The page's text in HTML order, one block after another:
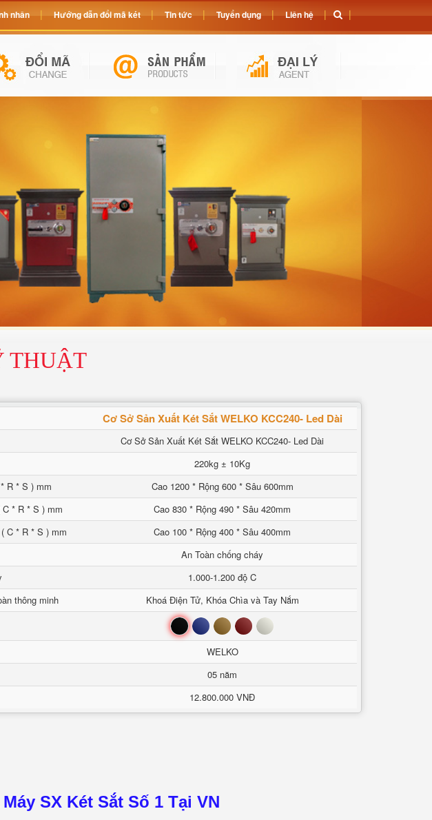
THUẬT
Cơ Sở Sản Xuất Két Sắt WELKO KCC240- Led Dài
Cơ Sở Sản Xuất Két Sắt WELKO KCC240- Led Dài
220kg ± 10Kg
R * S ) mm
Cao 1200 * Rộng 600 * Sâu 600mm
* R * S ) mm
Cao 830 * Rộng 490 * Sâu 420mm
C * R * S ) mm
Cao 100 * Rộng 400 * Sâu 400mm
An Toàn chống cháy
1.000-1.200 độ C
thông minh
Khoá Điện Tử, Khóa Chìa và Tay Nắm
Đen Xanh Nâu Đỏ Trắng
WELKO
05 năm
12.800.000 VNĐ
Máy SX Két Sắt Số 1 Tại VN
nhân Hướng dẫn đổi mã két Tin tức Tuyển dụng Liên hệ